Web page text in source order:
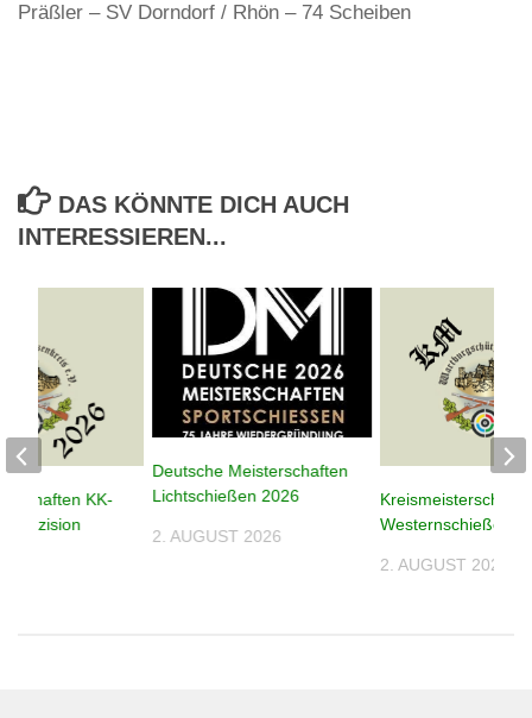
Präßler – SV Dorndorf / Rhön – 74 Scheiben
DAS KÖNNTE DICH AUCH
INTERESSIEREN...
Deutsche Meisterschaften
Lichtschießen 2026
2. AUGUST 2026
Westernschießen
2. AUGUST 2026
KK-
Präzision